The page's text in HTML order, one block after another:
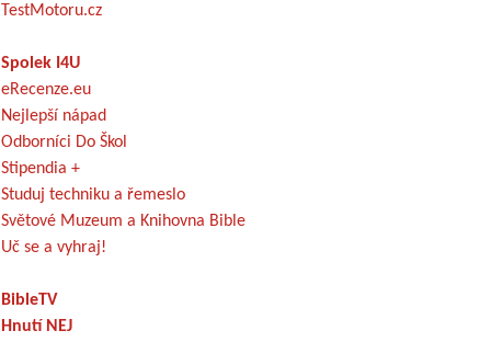
TestMotoru.cz
Spolek I4U
eRecenze.eu
Nejlepší nápad
Odborníci Do Škol
Stipendia +
Studuj techniku a řemeslo
Světové Muzeum a Knihovna Bible
Uč se a vyhraj!
BibleTV
Hnutí NEJ